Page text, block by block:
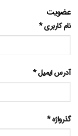
عضویت
نام کاربری*
آدرس ایمیل*
گذرواژه*